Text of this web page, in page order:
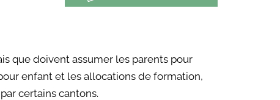
que doivent assumer les parents pour
enfant et les allocations de formation,
certains cantons.